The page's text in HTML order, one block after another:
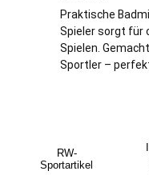
Praktische
Spieler sorgt für
Spielen.
Sportler –
RW-
Sportartikel